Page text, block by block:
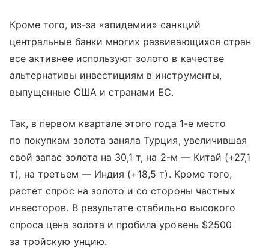
Кроме того, из-за «эпидемии» санкций
центральные банки многих развивающихся стран
все активнее используют золото в качестве
альтернативы инвестициям в инструменты,
выпущенные США и странами ЕС.
Так, в первом квартале этого года 1-е место
по покупкам золота заняла Турция, увеличившая
свой запас золота на 30,1 т, на 2-м — Китай (+27,1
т), на третьем — Индия (+18,5 т). Кроме того,
растет спрос на золото и со стороны частных
инвесторов. В результате стабильно высокого
спроса цена золота и пробила уровень $2500
за тройскую унцию.